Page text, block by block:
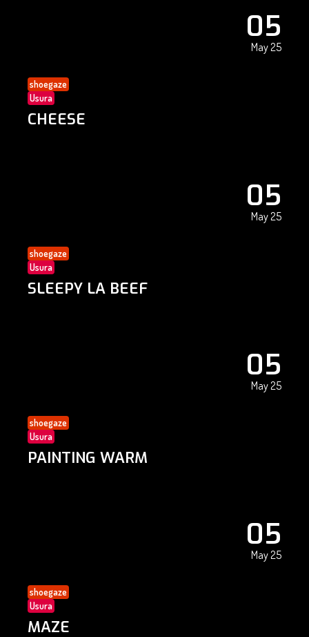
05
May 25
shoegaze
Usura
CHEESE
05
May 25
shoegaze
Usura
SLEEPY LA BEEF
05
May 25
shoegaze
Usura
PAINTING WARM
05
May 25
shoegaze
Usura
MAZE